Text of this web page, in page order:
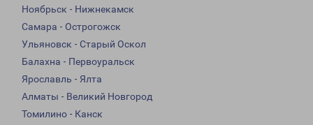
Ноябрьск - Нижнекамск
Самара - Острогожск
Ульяновск - Старый Оскол
Балахна - Первоуральск
Ярославль - Ялта
Алматы - Великий Новгород
Томилино - Канск